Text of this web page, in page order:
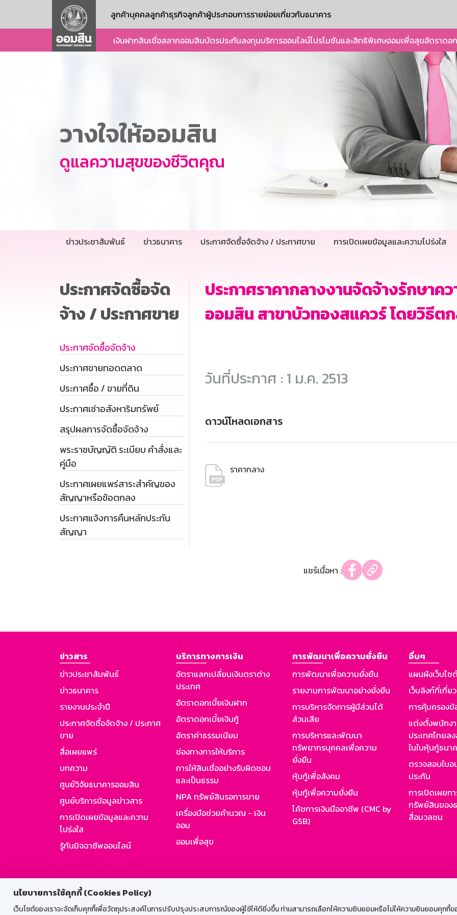
นโยบายการใช้คุกกี้ (Cookies Policy)
เว็บไซต์ของเราจะจัดเก็บคุกกี้เพื่อวัตถุประสงค์ในการปรับปรุงประสบการณ์ของผู้ใช้ให้ดียิ่งขึ้น ท่านสามารถเลือกให้ความยินยอมหรือไม่ให้ความยินยอมคุกกี้ข
ลูกค้าบุคคลลูกค้าธุรกิจลูกค้าผู้ประกอบการรายย่อยเกี่ยวกับธนาคาร
เงินฝากสินเชื่อสลากออมสินบัตรประกันลงทุนบริการออนไลน์โปรโมชันและสิทธิพิเศษออมเพื่อสุขอัตราดอ
วางใจให้ออมสิน
ดูแลความสุขของชีวิตคุณ
ข่าวประชาสัมพันธ์ ข่าวธนาคาร ประกาศจัดซื้อจัดจ้าง / ประกาศขาย การเปิดเผยข้อมูลและความโปร่งใส
ประกาศจัดซื้อจัด
จ้าง / ประกาศขาย
ประกาศจัดซื้อจัดจ้าง
ประกาศขายทอดตลาด
ประกาศซื้อ / ขายที่ดิน
ประกาศเช่าอสังหาริมทรัพย์
สรุปผลการจัดซื้อจัดจ้าง
พระราชบัญญัติ ระเบียบ คำสั่งและ
คู่มือ
ประกาศเผยแพร่สาระสำคัญของ
สัญญาหรือข้อตกลง
ประกาศแจ้งการคืนหลักประกัน
สัญญา
ประกาศราคากลางงานจัดจ้างรักษาค
ออมสิน สาขาบัวทองสแควร์ โดยวิธีต
วันที่ประกาศ : 1 ม.ค. 2513
ดาวน์โหลดเอกสาร
ราคากลาง
แชร์เนื้อหา :
ข่าวสาร
ข่าวประชาสัมพันธ์
ข่าวธนาคาร
รายงานประจำปี
ประกาศจัดซื้อจัดจ้าง / ประกาศ
ขาย
สื่อเผยแพร่
บทความ
ศูนย์วิจัยธนาคารออมสิน
ศูนย์บริการข้อมูลข่าวสาร
การเปิดเผยข้อมูลและความ
โปร่งใส
รู้ทันมิจฉาชีพออนไลน์
บริการทางการเงิน
อัตราแลกเปลี่ยนเงินตราต่าง
ประเทศ
อัตราดอกเบี้ยเงินฝาก
อัตราดอกเบี้ยเงินกู้
อัตราค่าธรรมเนียม
ช่องทางการให้บริการ
การให้สินเชื่ออย่างรับผิดชอบ
และเป็นธรรม
NPA ทรัพย์สินรอการขาย
เครื่องมือช่วยคำนวณ - เงิน
ออม
ออมเพื่อสุข
การพัฒนาเพื่อความยั่งยืน
การพัฒนาเพื่อความยั่งยืน
รายงานการพัฒนาอย่างยั่งยืน
การบริหารจัดการผู้มีส่วนได้
ส่วนเสีย
การบริหารและพัฒนา
ทรัพยากรบุคคลเพื่อความ
ยั่งยืน
หุ้นกู้เพื่อสังคม
หุ้นกู้เพื่อความยั่งยืน
โค้ชการเงินมืออาชีพ (CMC by
GSB)
อื่นๆ
แผนผังเว็บไซ
เว็บลิงก์ที่เกี่ย
การคุ้มครอง
แต่งตั้งพนักง
ประเทศไทยล
ในใบหุ้นกู้ธนา
ตรวจสอบใบ
ประกัน
การเปิดเผยก
ทรัพย์สินของ
สื่อมวลชน